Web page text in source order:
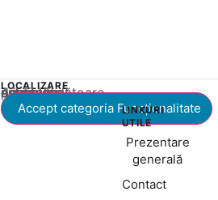
LOCALIZARE
Acest conținut este blocat până când acceptați categoria corespunzătoare de cookie-uri.
Accept categoria Funcționalitate
LINKURI
UTILE
Prezentare
generală
Contact